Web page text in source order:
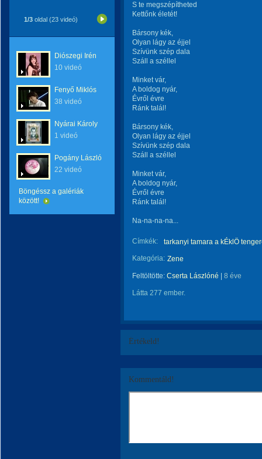
1/3 oldal (23 videó)
Diószegi Irén
10 videó
Fenyő Miklós
38 videó
Nyárai Károly
1 videó
Pogány László
22 videó
Böngéssz a galériák
között!
S te megszépítheted
Kettőnk életét!
Bársony kék,
Olyan lágy az éjjel
Szívünk szép dala
Száll a széllel
Minket vár,
A boldog nyár,
Évről évre
Ránk talál!
Bársony kék,
Olyan lágy az éjjel
Szívünk szép dala
Száll a széllel
Minket vár,
A boldog nyár,
Évről évre
Ránk talál!
Na-na-na-na...
Címkék:
tarkanyi tamara a kÉklÖ
Kategória: Zene
Feltöltötte: Cserta Lászlóné 8 éve
Látta 277 ember.
Értékeld!
Kommentáld!